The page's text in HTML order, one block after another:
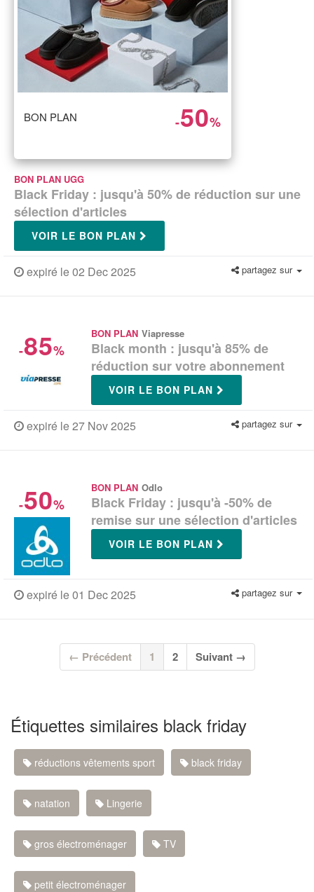
BON PLAN -50%
BON PLAN UGG
Black Friday : jusqu'à 50% de réduction sur une
sélection d'articles
VOIR LE BON PLAN
expiré le 02 Dec 2025 partagez sur
-85%
BON PLAN Viapresse
Black month : jusqu'à 85% de
réduction sur votre abonnement
VOIR LE BON PLAN
expiré le 27 Nov 2025 partagez sur
-50%
BON PLAN Odlo
Black Friday : jusqu'à -50% de
remise sur une sélection d'articles
VOIR LE BON PLAN
expiré le 01 Dec 2025 partagez sur
← Précédent 1 (current)
2 Suivant →
Étiquettes similaires black friday
réductions vêtements sport black friday
natation Lingerie
gros électroménager TV
petit électroménager